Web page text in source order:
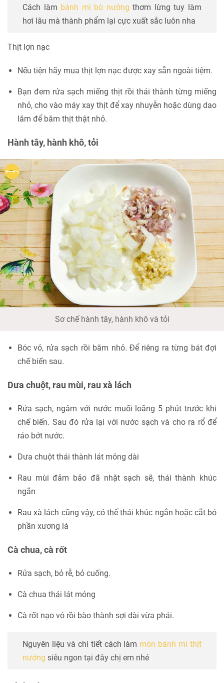
Cách làm bánh mì bò nướng thơm lừng tuy làm
hơi lâu mà thành phẩm lại cực xuất sắc luôn nha
Thịt lợn nạc
Nếu tiện hãy mua thịt lợn nạc được xay sẵn ngoài tiệm.
Bạn đem rửa sạch miếng thịt rồi thái thành từng miếng
nhỏ, cho vào máy xay thịt để xay nhuyễn hoặc dùng dao
lăm để băm thịt thật nhỏ.
Hành tây, hành khô, tỏi
Sơ chế hành tây, hành khô và tỏi
Bóc vỏ, rửa sạch rồi băm nhỏ. Để riêng ra từng bát đợi
chế biến sau.
Dưa chuột, rau mùi, rau xà lách
Rửa sạch, ngâm với nước muối loãng 5 phút trước khi
chế biến. Sau đó rửa lại với nước sạch và cho ra rổ để
ráo bớt nước.
Dưa chuột thái thành lát mỏng dài
Rau mùi đảm bảo đã nhặt sạch sẽ, thái thành khúc
ngắn
Rau xà lách cũng vậy, có thể thái khúc ngắn hoặc cắt bỏ
phần xương lá
Cà chua, cà rốt
Rửa sạch, bỏ rễ, bỏ cuống.
Cà chua thái lát mỏng
Cà rốt nạo vỏ rồi bào thành sợi dài vừa phải.
Nguyên liệu và chi tiết cách làm món bánh mì thịt
nướng siêu ngon tại đây chị em nhé